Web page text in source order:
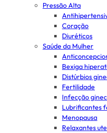
Pressão Alta
Coração
Diuréticos
Saúde da Mulher
Bexiga
Distúrbios
Fertilidade
Infecção
Lubrificantes
Menopausa
Relaxantes